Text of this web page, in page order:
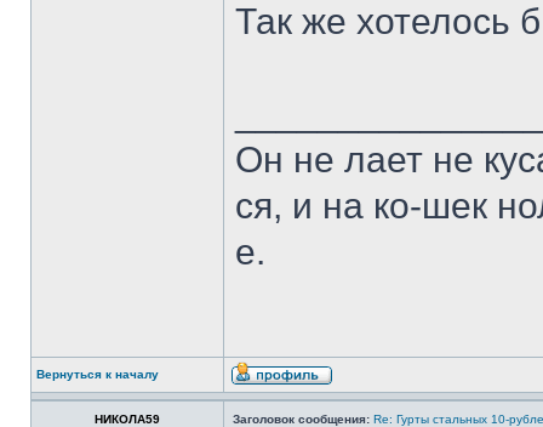
Так же хотелось
Он не лает не
ся, и на ко-шек
е.
Вернуться к началу
НИКОЛА59 Заголовок сообщения: Re: Гурты стальных 10-